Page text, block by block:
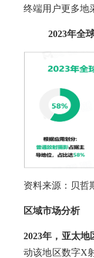
终端用户更多地
2023年全
资料来源：贝哲
区域市场分析
2023年，亚太
动该地区数字X